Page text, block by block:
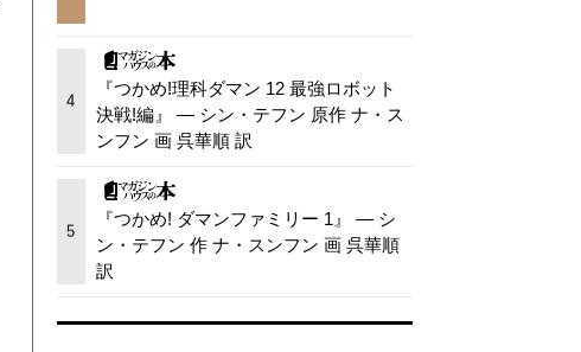
4
『つかめ!理科ダマン 12 最強ロボット
決戦!編』 — シン・テフン 原作 ナ・ス
ンフン 画 呉華順 訳
5
『つかめ! ダマンファミリー 1』 — シ
ン・テフン 作 ナ・スンフン 画 呉華順
訳